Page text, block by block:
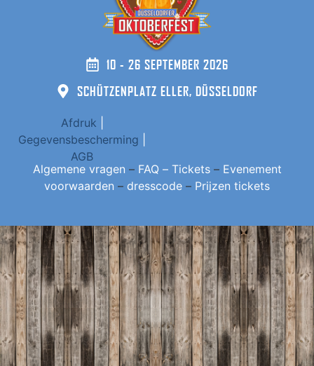
10 - 26 SEPTEMBER 2026
SCHÜTZENPLATZ ELLER, DÜSSELDORF
Afdruk
Gegevensbescherming
AGB
Algemene vragen – FAQ – Tickets– Evenement
voorwaarden – dresscode – Prijzen tickets